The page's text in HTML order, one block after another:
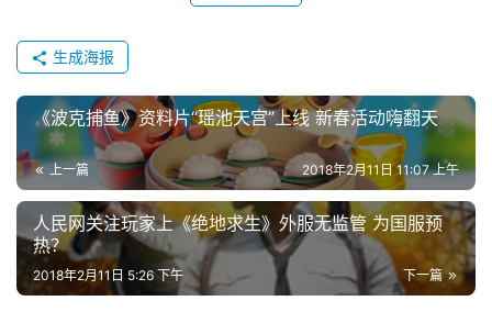
生成海报
《波克捕鱼》资料片“瑶池天宫”上线 新春活动嗨翻天
上一篇 2018年2月11日 11:07 上午
人民网关注玩家上《绝地求生》外服无监管 为国服预
热？
下一篇
2018年2月11日 5:26 下午